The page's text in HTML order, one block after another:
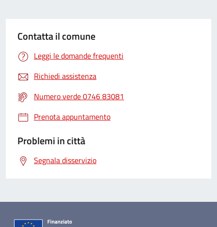
Contatta il comune
Leggi le domande frequenti
Richiedi assistenza
Numero verde 0746 83081
Prenota appuntamento
Problemi in città
Segnala disservizio